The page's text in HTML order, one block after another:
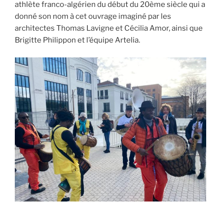
athlète franco-algérien du début du 20ème siècle qui a
donné son nom à cet ouvrage imaginé par les
architectes Thomas Lavigne et Cécilia Amor, ainsi que
Brigitte Philippon et l’équipe Artelia.